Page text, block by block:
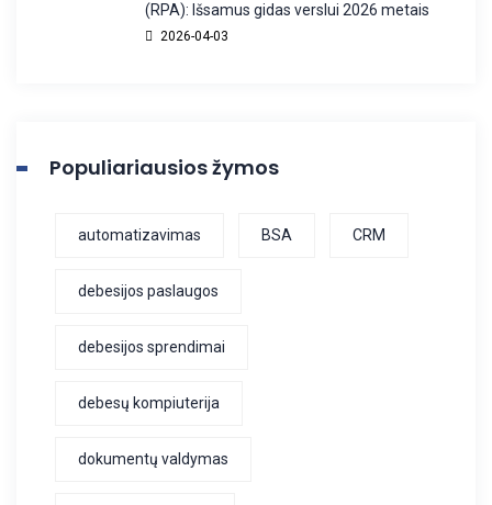
(RPA): Išsamus gidas verslui 2026 metais
2026-04-03
Populiariausios žymos
automatizavimas BSA CRM
debesijos paslaugos
debesijos sprendimai
debesų kompiuterija
dokumentų valdymas